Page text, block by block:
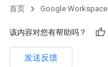
首页 Google Workspace
该内容对您有帮助吗？
发送反馈